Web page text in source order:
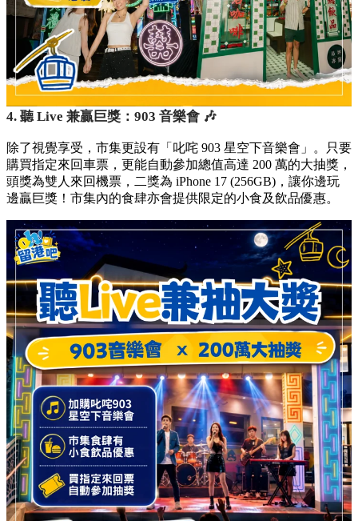
4. 聽 Live 兼贏巨獎：903 音樂會 🎶
除了視覺享受，市集更設有「叱咤 903 星空下音樂會」。只要
購買指定來回車票，更能自動參加總值高達 200 萬的大抽獎，
頭獎為雙人來回機票，二獎為 iPhone 17 (256GB)，讓你邊玩
邊贏巨獎！市集內的食肆亦會提供限定的小食及飲品優惠。